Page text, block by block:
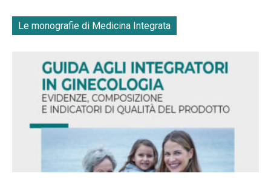
Le monografie di Medicina Integrata